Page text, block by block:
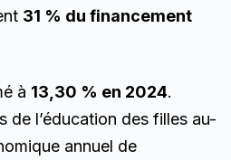
31 % du financement
à 13,30 % en 2024.
de l’éducation des filles au-
annuel de